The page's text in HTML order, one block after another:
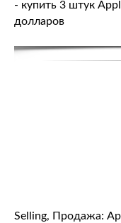
- купить 3 штук
долларов
Selling, Продажа: